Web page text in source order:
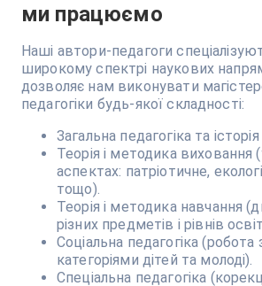
ми працюємо
Наші автори-педагоги
широкому спектрі наукових
дозволяє нам виконувати
педагогіки будь-якої складності:
Загальна педагогіка та
Теорія і методика виховання
аспектах: патріотичне,
тощо).
Теорія і методика навчання
різних предметів і рівнів
Соціальна педагогіка (робота
категоріями дітей та молоді).
Спеціальна педагогіка